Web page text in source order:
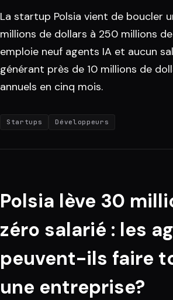
La startup Polsia vient de boucler
millions de dollars à 250 millions
emploie neuf agents IA et aucun
générant près de 10 millions de
annuels en cinq mois.
Startups Développeurs
Polsia lève 30
zéro salarié : les
peuvent-ils faire
une entreprise?